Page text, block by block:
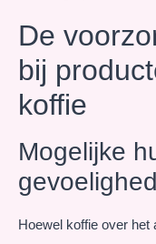
De
bij
koffie
Mogelijke
Hoewel koffie over het